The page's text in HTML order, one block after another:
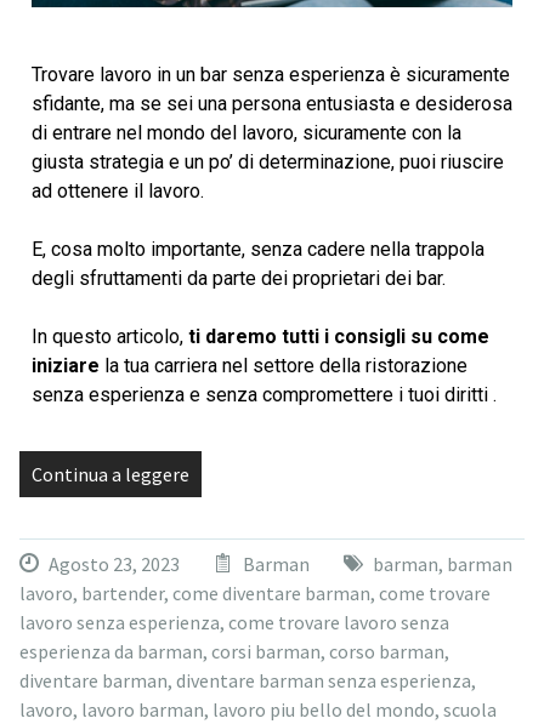
Trovare lavoro in un bar senza esperienza è sicuramente
sfidante, ma se sei una persona entusiasta e desiderosa
di entrare nel mondo del lavoro, sicuramente con la
giusta strategia e un po’ di determinazione, puoi riuscire
ad ottenere il lavoro.
E, cosa molto importante, senza cadere nella trappola
degli sfruttamenti da parte dei proprietari dei bar.
In questo articolo, ti daremo tutti i consigli su come
iniziare la tua carriera nel settore della ristorazione
senza esperienza e senza compromettere i tuoi diritti .
Continua a leggere
Agosto 23, 2023 Barman barman, barman
lavoro, bartender, come diventare barman, come trovare
lavoro senza esperienza, come trovare lavoro senza
esperienza da barman, corsi barman, corso barman,
diventare barman, diventare barman senza esperienza,
lavoro, lavoro barman, lavoro piu bello del mondo, scuola